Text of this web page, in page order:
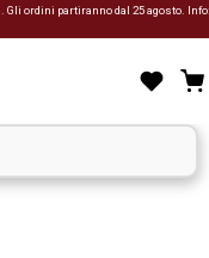
. Gli ordini partiranno dal 25 agosto. Info: